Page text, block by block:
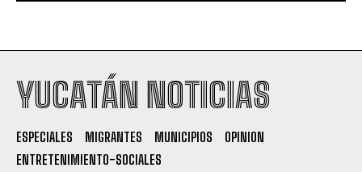
YUCATÁN NOTICIAS
ESPECIALES MIGRANTES MUNICIPIOS
OPINION
ENTRETENIMIENTO-SOCIALES